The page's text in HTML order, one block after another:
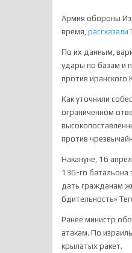
Армия обороны
время,рассказали
По их данным,
удары по базам и
против иранского
Как уточнили
ограниченном
против
Накануне, 16
136-го батальона
дать гражданам
бдительность»
Ранее министр
атакам. По
крылатых ракет.